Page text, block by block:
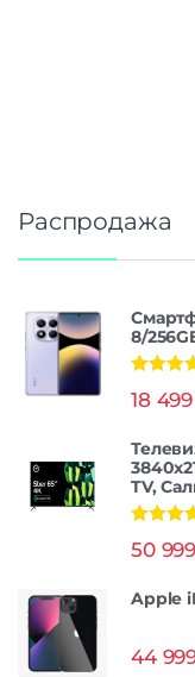
Распродажа
8/
из 5
18 499
TV,
из 5
50 999
Apple
44